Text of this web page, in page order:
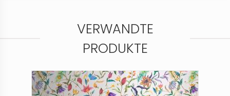
VERWANDTE
PRODUKTE